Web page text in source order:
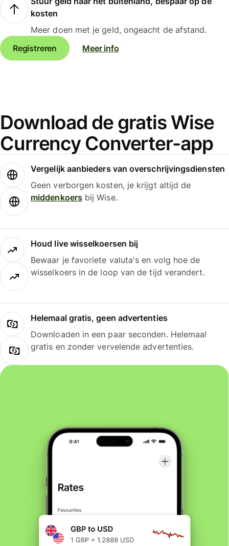
kosten
Meer doen met je geld, ongeacht de afstand.
Registreren
Meer info
Download de gratis Wise
Currency Converter-app
Vergelijk aanbieders van overschrijvingsdiensten
Geen verborgen kosten, je krijgt altijd de
middenkoersbij Wise.
Houd live wisselkoersen bij
Bewaar je favoriete valuta's en volg hoe de
wisselkoers in de loop van de tijd verandert.
Helemaal gratis, geen advertenties
Downloaden in een paar seconden. Helemaal
gratis en zonder vervelende advertenties.